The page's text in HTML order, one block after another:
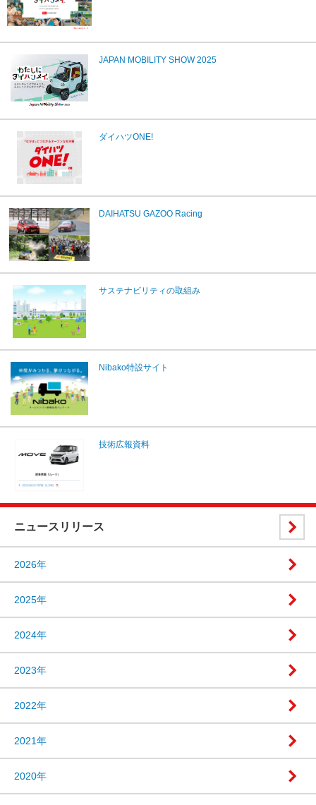
JAPAN MOBILITY SHOW 2025
ダイハツONE!
DAIHATSU GAZOO Racing
サステナビリティの取組み
Nibako特設サイト
技術広報資料
ニュースリリース
2026年
2025年
2024年
2023年
2022年
2021年
2020年